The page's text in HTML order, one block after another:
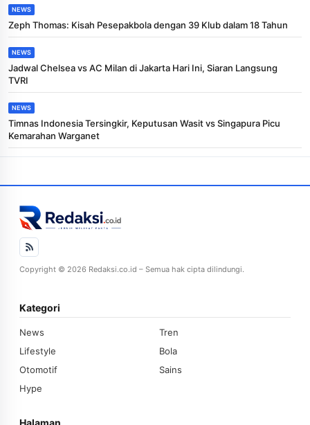
NEWS
Zeph Thomas: Kisah Pesepakbola dengan 39 Klub dalam 18 Tahun
NEWS
Jadwal Chelsea vs AC Milan di Jakarta Hari Ini, Siaran Langsung
TVRI
NEWS
Timnas Indonesia Tersingkir, Keputusan Wasit vs Singapura Picu
Kemarahan Warganet
Copyright © 2026 Redaksi.co.id – Semua hak cipta dilindungi.
Kategori
News
Tren
Lifestyle
Bola
Otomotif
Sains
Hype
Halaman